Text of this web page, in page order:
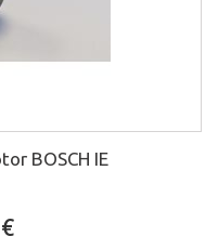
BOSCH IE